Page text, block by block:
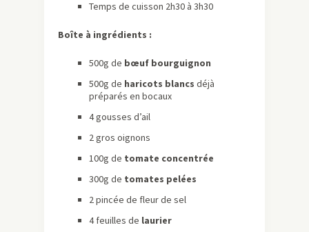
Temps de cuisson 2h30 à 3h30
Boîte à ingrédients :
500g de bœuf bourguignon
500g de haricots blancs déjà
préparés en bocaux
4 gousses d’ail
2 gros oignons
100g de tomate concentrée
300g de tomates pelées
2 pincée de fleur de sel
4 feuilles de laurier